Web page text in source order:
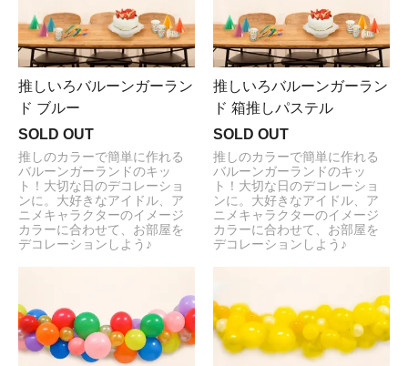
推しいろバルーンガーラン
ド ブルー
SOLD OUT
推しのカラーで簡単に作れる
バルーンガーランドのキッ
ト！大切な日のデコレーショ
ンに。大好きなアイドル、ア
ニメキャラクターのイメージ
カラーに合わせて、お部屋を
デコレーションしよう♪
推しいろバルーンガーラン
ド 箱推しパステル
SOLD OUT
推しのカラーで簡単に作れる
バルーンガーランドのキッ
ト！大切な日のデコレーショ
ンに。大好きなアイドル、ア
ニメキャラクターのイメージ
カラーに合わせて、お部屋を
デコレーションしよう♪